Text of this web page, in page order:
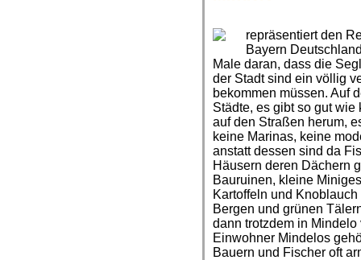
repräsentiert den
Bayern
Male daran, dass die
der Stadt sind ein völlig
bekommen müssen. Auf
Städte, es gibt so gut
auf den Straßen herum,
keine Marinas, keine
anstatt dessen sind da
Häusern deren Dächern
Bauruinen, kleine
Kartoffeln und
Bergen und grünen
dann trotzdem in
Einwohner Mindelos
Bauern und Fischer oft